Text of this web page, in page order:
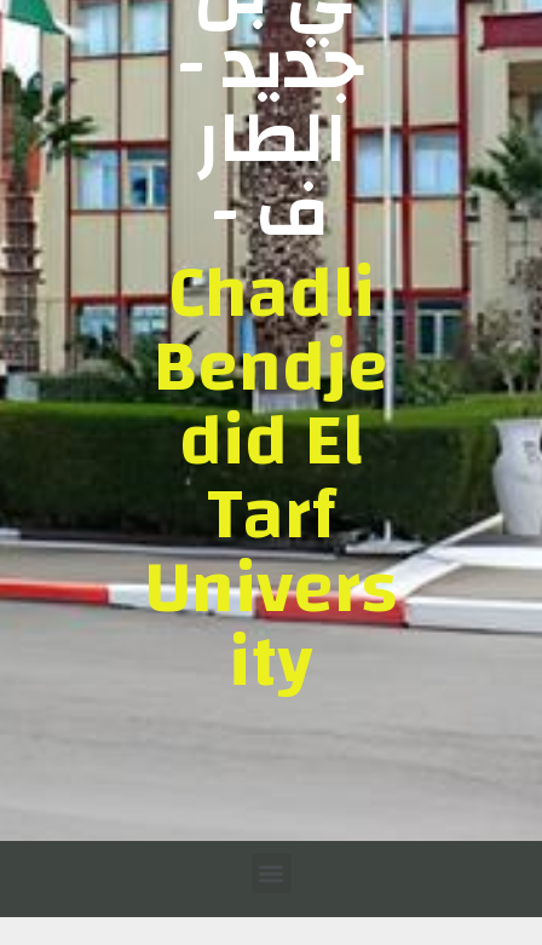
جديد -
الطار
ف -
Chadli
Bendje
did El
Tarf
Univers
ity